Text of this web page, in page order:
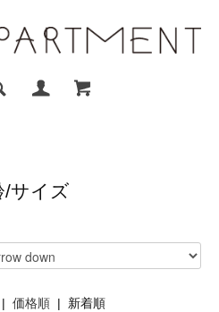
/サイズ
| 価格順 | 新着順